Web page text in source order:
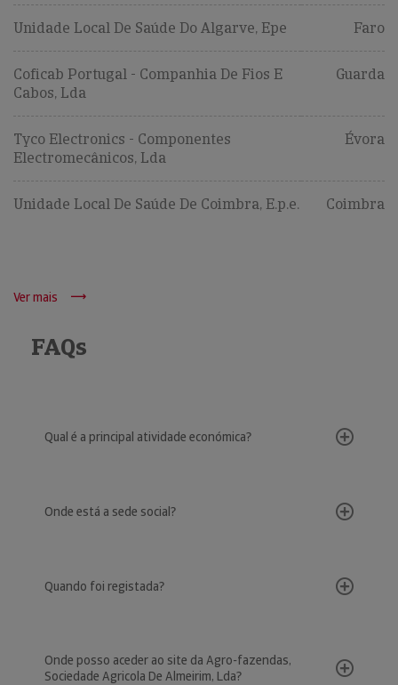
Unidade Local De Saúde Do Algarve, Epe Faro
Coficab Portugal - Companhia De Fios E
Cabos, Lda
Guarda
Tyco Electronics - Componentes
Electromecânicos, Lda
Évora
Unidade Local De Saúde De Coimbra, E.p.e. Coimbra
Ver mais
FAQs
Qual é a principal atividade económica?
Onde está a sede social?
Quando foi registada?
Onde posso aceder ao site da Agro-fazendas,
Sociedade Agricola De Almeirim, Lda?